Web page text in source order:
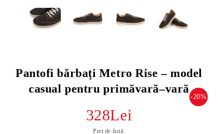
Pantofi bărbați Metro Rise – model
casual pentru primăvară–vară
-20%
328Lei
Preț de listă: